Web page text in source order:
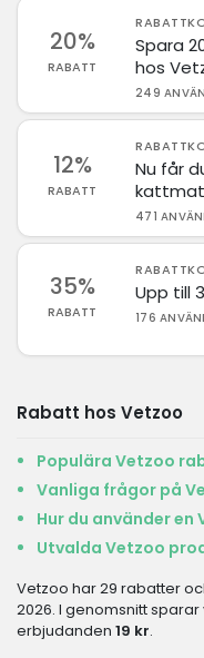
20%
RABATT
Spara
hos
249
12%
RABATT
Nu får
kattmat
471
35%
RABATT
Upp till
176
Rabatt hos Vetzoo
Populära Vetzoo
Vanliga frågor på
Hur du använder
Utvalda Vetzoo
Vetzoo har 29 rabatter
2026. I genomsnitt
erbjudanden 19 kr.